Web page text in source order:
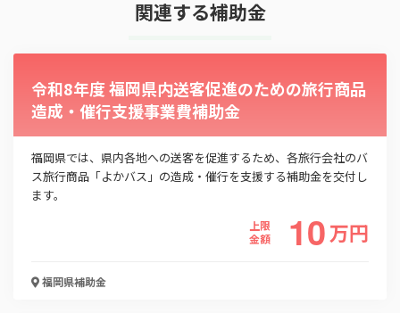
関連する補助金
令和8年度 福岡県内送客促進のための旅行商品
造成・催行支援事業費補助金
福岡県では、県内各地への送客を促進するため、各旅行会社のバ
ス旅行商品「よかバス」の造成・催行を支援する補助金を交付し
ます。
上限
金額
10万円
福岡県補助金